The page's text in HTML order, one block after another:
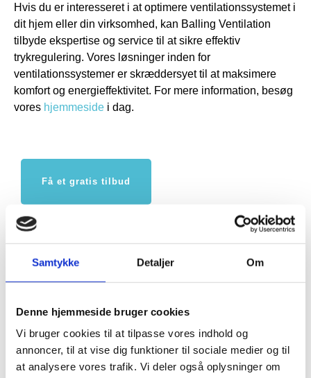
Samtykke Detaljer Om
Denne hjemmeside bruger cookies
Vi bruger cookies til at tilpasse vores indhold og
annoncer, til at vise dig funktioner til sociale medier og til
at analysere vores trafik. Vi deler også oplysninger om
Hvis du er interesseret i at optimere ventilationssystemet i
dit hjem eller din virksomhed, kan Balling Ventilation
tilbyde ekspertise og service til at sikre effektiv
trykregulering. Vores løsninger inden for
ventilationssystemer er skræddersyet til at maksimere
komfort og energieffektivitet. For mere information, besøg
vores hjemmeside i dag.
Få et gratis tilbud
Nyttig viden
Udsugning badeværelse Harald
Nyborg med faglig hjælp